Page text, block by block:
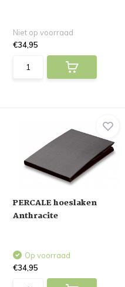
Niet op voorraad
€34,95
PERCALE hoeslaken
Anthracite
Op voorraad
€34,95